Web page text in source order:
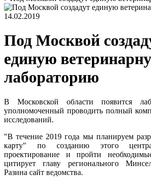
14.02.2019
Под Москвой
единую
лабораторию
В Московской области появится
уполномоченный проводить полный
исследований.
"В течение 2019 года мы планируем
карту" по созданию этого
проектирование и пройти
цитирует главу регионального
Разина сайт ведомства.